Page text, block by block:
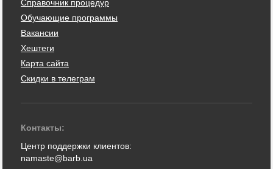
Справочник процедур
Обучающие программы
Вакансии
Хештеги
Карта сайта
Скидки в телеграм
Контакты:
Центр поддержки клиентов:
namaste@barb.ua